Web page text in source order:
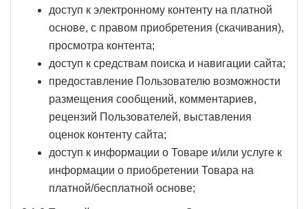
доступ к электронному контенту на платной
основе, с правом приобретения (скачивания),
просмотра контента;
доступ к средствам поиска и навигации сайта;
предоставление Пользователю возможности
размещения сообщений, комментариев,
рецензий Пользователей, выставления
оценок контенту сайта;
доступ к информации о Товаре и/или услуге к
информации о приобретении Товара на
платной/бесплатной основе;